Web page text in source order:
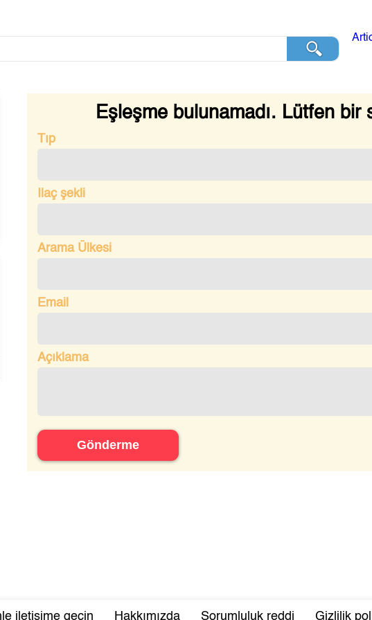
Eşleşme bulunamadı. Lütfen bir
Tıp
Ilaç şekli
Arama Ülkesi
Email
Açıklama
Gönderme
iletişime geçin Hakkımızda Sorumluluk reddi Gizlilik